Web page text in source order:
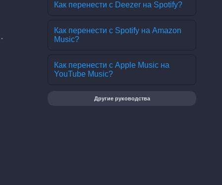
Как перенести с Deezer на Spotify?
Как перенести с Spotify на Amazon
Music?
Как перенести с Apple Music на
YouTube Music?
Другие руководства